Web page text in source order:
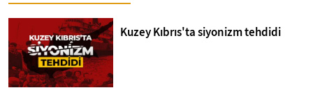
Kuzey Kıbrıs'ta siyonizm tehdidi